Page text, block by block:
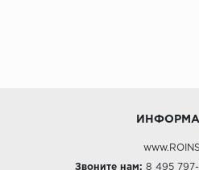
Звоните нам: 8 495